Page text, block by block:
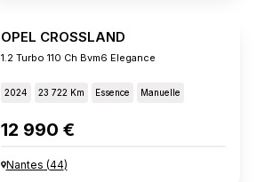
OPEL CROSSLAND
1.2 Turbo 110 Ch Bvm6 Elegance
2024 23 722 Km Essence Manuelle
12 990 €
Nantes (44)